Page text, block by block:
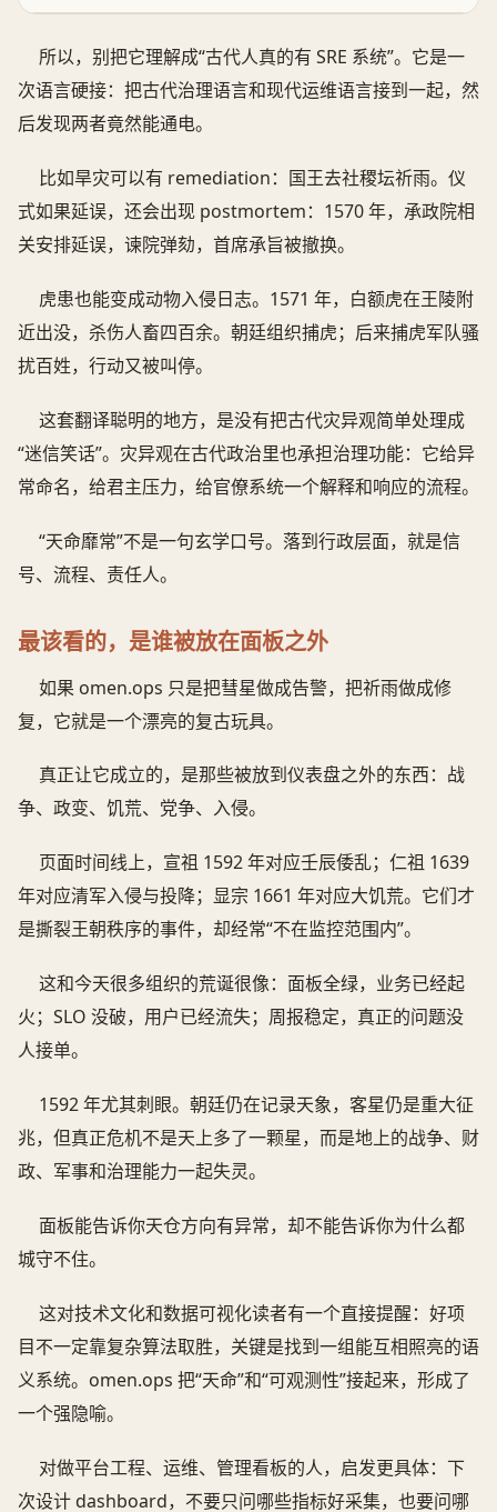
所以，别把它理解成“古代人真的有 SRE 系统”。它是一
次语言硬接：把古代治理语言和现代运维语言接到一起，然
后发现两者竟然能通电。
比如旱灾可以有 remediation：国王去社稷坛祈雨。仪
式如果延误，还会出现 postmortem：1570 年，承政院相
关安排延误，谏院弹劾，首席承旨被撤换。
虎患也能变成动物入侵日志。1571 年，白额虎在王陵附
近出没，杀伤人畜四百余。朝廷组织捕虎；后来捕虎军队骚
扰百姓，行动又被叫停。
这套翻译聪明的地方，是没有把古代灾异观简单处理成
“迷信笑话”。灾异观在古代政治里也承担治理功能：它给异
常命名，给君主压力，给官僚系统一个解释和响应的流程。
“天命靡常”不是一句玄学口号。落到行政层面，就是信
号、流程、责任人。
最该看的，是谁被放在面板之外
如果 omen.ops 只是把彗星做成告警，把祈雨做成修
复，它就是一个漂亮的复古玩具。
真正让它成立的，是那些被放到仪表盘之外的东西：战
争、政变、饥荒、党争、入侵。
页面时间线上，宣祖 1592 年对应壬辰倭乱；仁祖 1639
年对应清军入侵与投降；显宗 1661 年对应大饥荒。它们才
是撕裂王朝秩序的事件，却经常“不在监控范围内”。
这和今天很多组织的荒诞很像：面板全绿，业务已经起
火；SLO 没破，用户已经流失；周报稳定，真正的问题没
人接单。
1592 年尤其刺眼。朝廷仍在记录天象，客星仍是重大征
兆，但真正危机不是天上多了一颗星，而是地上的战争、财
政、军事和治理能力一起失灵。
面板能告诉你天仓方向有异常，却不能告诉你为什么都
城守不住。
这对技术文化和数据可视化读者有一个直接提醒：好项
目不一定靠复杂算法取胜，关键是找到一组能互相照亮的语
义系统。omen.ops 把“天命”和“可观测性”接起来，形成了
一个强隐喻。
对做平台工程、运维、管理看板的人，启发更具体：下
次设计 dashboard，不要只问哪些指标好采集，也要问哪